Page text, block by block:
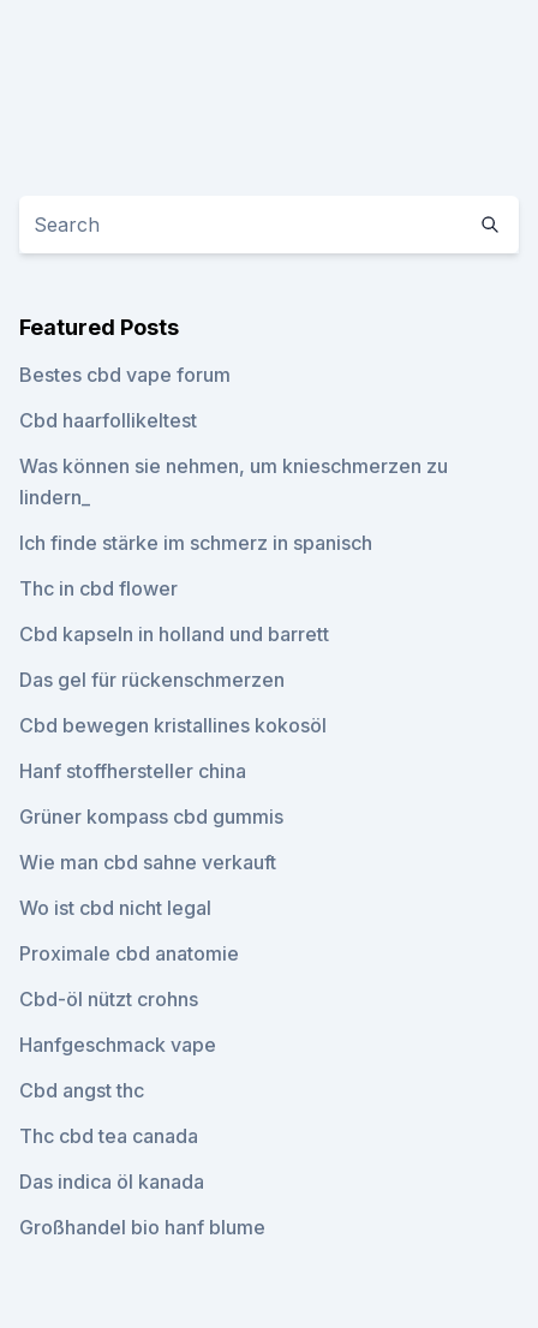
Featured Posts
Bestes cbd vape forum
Cbd haarfollikeltest
Was können sie nehmen, um knieschmerzen zu
lindern_
Ich finde stärke im schmerz in spanisch
Thc in cbd flower
Cbd kapseln in holland und barrett
Das gel für rückenschmerzen
Cbd bewegen kristallines kokosöl
Hanf stoffhersteller china
Grüner kompass cbd gummis
Wie man cbd sahne verkauft
Wo ist cbd nicht legal
Proximale cbd anatomie
Cbd-öl nützt crohns
Hanfgeschmack vape
Cbd angst thc
Thc cbd tea canada
Das indica öl kanada
Großhandel bio hanf blume